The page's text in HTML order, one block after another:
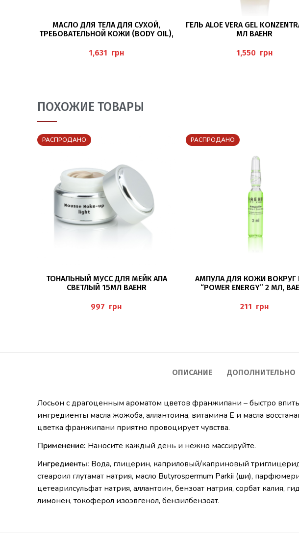
В КОРЗИНУ
МАСЛО ДЛЯ ТЕЛА ДЛЯ СУХОЙ,
ТРЕБОВАТЕЛЬНОЙ КОЖИ (BODY OIL),
грн
В КОРЗИНУ
ГЕЛЬ ALOE VERA GEL
МЛ BAEHR
грн
ПОХОЖИЕ ТОВАРЫ
РАСПРОДАНО
ПОДРОБНЕЕ
ТОНАЛЬНЫЙ МУСС ДЛЯ МЕЙК АПА
СВЕТЛЫЙ 15МЛ BAEHR
грн
РАСПРОДАНО
ПОДРОБНЕЕ
АМПУЛА ДЛЯ КОЖИ ВОКРУГ
“POWER ENERGY” 2 МЛ,
грн
ОПИСАНИЕ ДОПОЛНИТЕЛЬНО
Лосьон с драгоценным ароматом цветов франжипани – быстро
ингредиенты масла жожоба, аллантоина, витамина Е и масла
цветка франжипани приятно провоцирует чувства.
Применение: Наносите каждый день и нежно массируйте.
Ингредиенты: Вода, глицерин, каприловый/каприновый
стеароил глутамат натрия, масло Butyrospermum Parkii (ши),
цетеарилсульфат натрия, аллантоин, бензоат натрия, сорбат калия,
лимонен, токоферол изоэвгенол, бензилбензоат.